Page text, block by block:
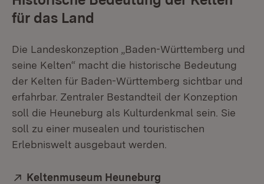
für das Land
Die Landeskonzeption „Baden-Württemberg und
seine Kelten“ macht die historische Bedeutung
der Kelten für Baden-Württemberg sichtbar und
erfahrbar. Zentraler Bestandteil der Konzeption
soll die Heuneburg als Kulturdenkmal sein. Sie
soll zu einer musealen und touristischen
Erlebniswelt ausgebaut werden.
Extern:
Keltenmuseum Heuneburg